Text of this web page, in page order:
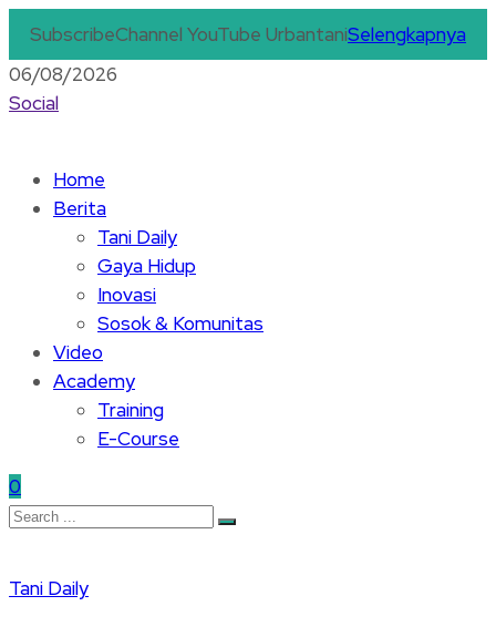
SubscribeChannel YouTube UrbantaniSelengkapnya
06/08/2026
Social
Home
Berita
Tani Daily
Gaya Hidup
Inovasi
Sosok & Komunitas
Video
Academy
Training
E-Course
0
Tani Daily